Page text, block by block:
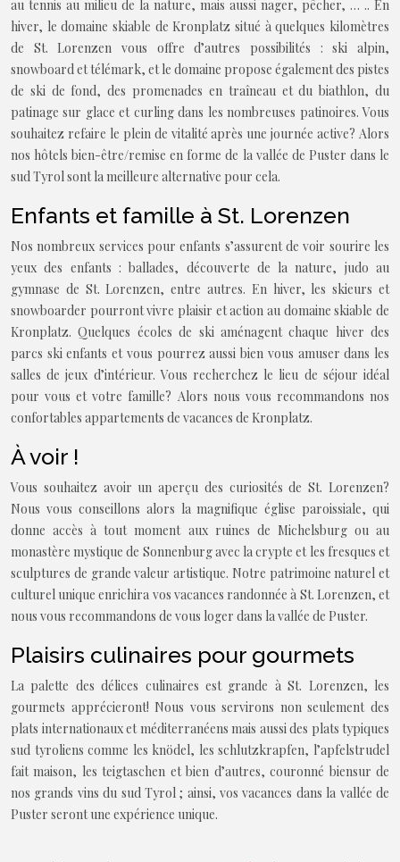
au tennis au milieu de la nature, mais aussi nager, pêcher, … .. En
hiver, le domaine skiable de Kronplatz situé à quelques kilomètres
de St. Lorenzen vous offre d’autres possibilités : ski alpin,
snowboard et télémark, et le domaine propose également des pistes
de ski de fond, des promenades en traîneau et du biathlon, du
patinage sur glace et curling dans les nombreuses patinoires. Vous
souhaitez refaire le plein de vitalité après une journée active? Alors
nos hôtels bien-être/remise en forme de la vallée de Puster dans le
sud Tyrol sont la meilleure alternative pour cela.
Enfants et famille à St. Lorenzen
Nos nombreux services pour enfants s’assurent de voir sourire les
yeux des enfants : ballades, découverte de la nature, judo au
gymnase de St. Lorenzen, entre autres. En hiver, les skieurs et
snowboarder pourront vivre plaisir et action au domaine skiable de
Kronplatz. Quelques écoles de ski aménagent chaque hiver des
parcs ski enfants et vous pourrez aussi bien vous amuser dans les
salles de jeux d’intérieur. Vous recherchez le lieu de séjour idéal
pour vous et votre famille? Alors nous vous recommandons nos
confortables appartements de vacances de Kronplatz.
À voir !
Vous souhaitez avoir un aperçu des curiosités de St. Lorenzen?
Nous vous conseillons alors la magnifique église paroissiale, qui
donne accès à tout moment aux ruines de Michelsburg ou au
monastère mystique de Sonnenburg avec la crypte et les fresques et
sculptures de grande valeur artistique. Notre patrimoine naturel et
culturel unique enrichira vos vacances randonnée à St. Lorenzen, et
nous vous recommandons de vous loger dans la vallée de Puster.
Plaisirs culinaires pour gourmets
La palette des délices culinaires est grande à St. Lorenzen, les
gourmets apprécieront! Nous vous servirons non seulement des
plats internationaux et méditerranéens mais aussi des plats typiques
sud tyroliens comme les knödel, les schlutzkrapfen, l’apfelstrudel
fait maison, les teigtaschen et bien d’autres, couronné biensur de
nos grands vins du sud Tyrol ; ainsi, vos vacances dans la vallée de
Puster seront une expérience unique.